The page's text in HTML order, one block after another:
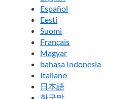
Español
Eesti
Suomi
Français
Magyar
bahasa Indonesia
Italiano
日本語